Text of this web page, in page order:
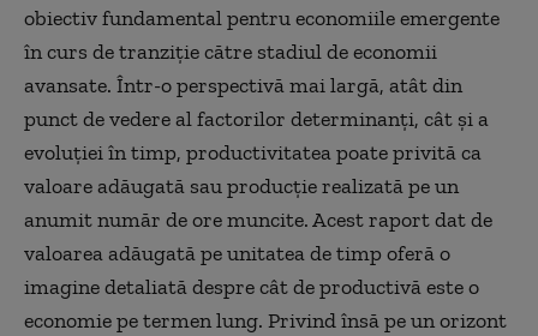
obiectiv fundamental pentru economiile emergente
în curs de tranziție către stadiul de economii
avansate. Într-o perspectivă mai largă, atât din
punct de vedere al factorilor determinanți, cât și a
evoluției în timp, productivitatea poate privită ca
valoare adăugată sau producție realizată pe un
anumit număr de ore muncite. Acest raport dat de
valoarea adăugată pe unitatea de timp oferă o
imagine detaliată despre cât de productivă este o
economie pe termen lung. Privind însă pe un orizont